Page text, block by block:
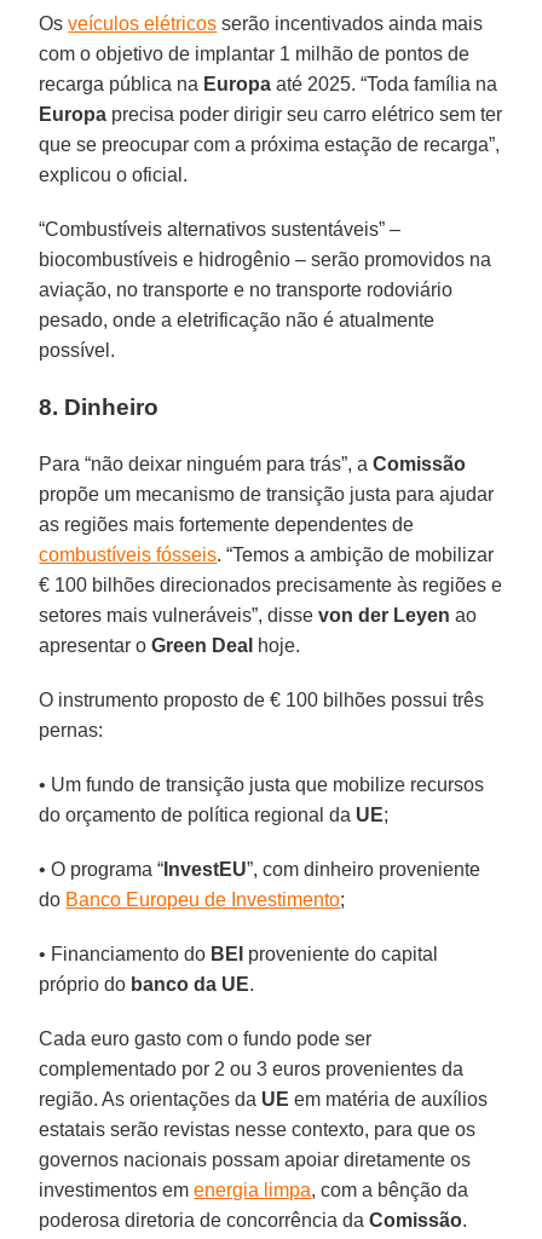
Osveículos elétricos serão incentivados ainda mais
com o objetivo de implantar 1 milhão de pontos de
recarga pública na Europa até 2025. “Toda família na
Europa precisa poder dirigir seu carro elétrico sem ter
que se preocupar com a próxima estação de recarga”,
explicou o oficial.
“Combustíveis alternativos sustentáveis” –
biocombustíveis e hidrogênio – serão promovidos na
aviação, no transporte e no transporte rodoviário
pesado, onde a eletrificação não é atualmente
possível.
8. Dinheiro
Para “não deixar ninguém para trás”, aComissão
propõe um mecanismo de transição justa para ajudar
as regiões mais fortemente dependentes de
combustíveis fósseis. “Temos a ambição de mobilizar
€ 100 bilhões direcionados precisamente às regiões e
setores mais vulneráveis”, dissevon der Leyen ao
apresentar oGreen Deal hoje.
O instrumento proposto de € 100 bilhões possui três
pernas:
• Um fundo de transição justa que mobilize recursos
do orçamento de política regional da UE;
• O programa “ InvestEU”, com dinheiro proveniente
do Banco Europeu de Investimento;
• Financiamento do BEI proveniente do capital
próprio do banco da UE.
Cada euro gasto com o fundo pode ser
complementado por 2 ou 3 euros provenientes da
região. As orientações da UE em matéria de auxílios
estatais serão revistas nesse contexto, para que os
governos nacionais possam apoiar diretamente os
investimentos emenergia limpa, com a bênção da
poderosa diretoria de concorrência daComissão.